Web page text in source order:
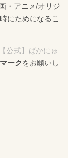
・アニメ/オリジ
にためになるこ
【公式】ばかにゅ
ーク をお願いし